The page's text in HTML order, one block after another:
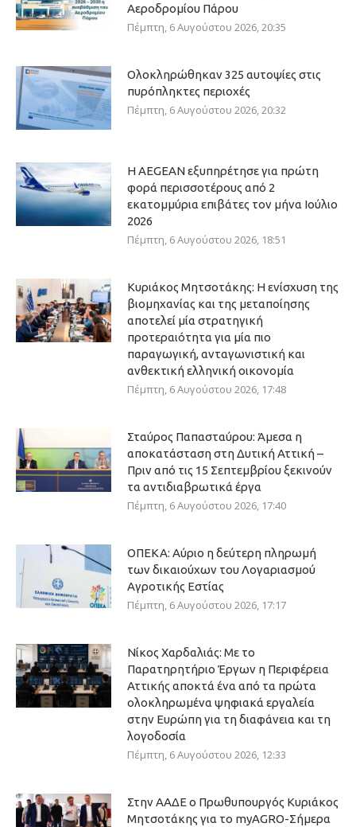
Αεροδρομίου Πάρου
Πέμπτη, 6 Αυγούστου 2026, 20:35
Ολοκληρώθηκαν 325 αυτοψίες στις
πυρόπληκτες περιοχές
Πέμπτη, 6 Αυγούστου 2026, 20:32
Η AEGEAN εξυπηρέτησε για πρώτη
φορά περισσοτέρους από 2
εκατομμύρια επιβάτες τον μήνα Ιούλιο
2026
Πέμπτη, 6 Αυγούστου 2026, 18:51
Κυριάκος Μητσοτάκης: Η ενίσχυση της
βιομηχανίας και της μεταποίησης
αποτελεί μία στρατηγική
προτεραιότητα για μία πιο
παραγωγική, ανταγωνιστική και
ανθεκτική ελληνική οικονομία
Πέμπτη, 6 Αυγούστου 2026, 17:48
Σταύρος Παπασταύρου: Άμεσα η
αποκατάσταση στη Δυτική Αττική –
Πριν από τις 15 Σεπτεμβρίου ξεκινούν
τα αντιδιαβρωτικά έργα
Πέμπτη, 6 Αυγούστου 2026, 17:40
ΟΠΕΚΑ: Αύριο η δεύτερη πληρωμή
των δικαιούχων του Λογαριασμού
Αγροτικής Εστίας
Πέμπτη, 6 Αυγούστου 2026, 17:17
Νίκος Χαρδαλιάς: Με το
Παρατηρητήριο Έργων η Περιφέρεια
Αττικής αποκτά ένα από τα πρώτα
ολοκληρωμένα ψηφιακά εργαλεία
στην Ευρώπη για τη διαφάνεια και τη
λογοδοσία
Πέμπτη, 6 Αυγούστου 2026, 12:33
Στην ΑΑΔΕ ο Πρωθυπουργός Κυριάκος
Μητσοτάκης για το myAGRO-Σήμερα